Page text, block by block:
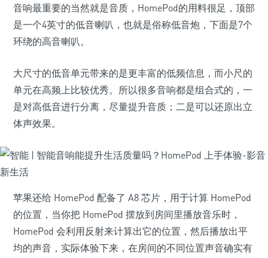
音响最重要的当然就是音质，HomePod的用料很足，顶部
是一个4英寸的低音喇叭，也就是俗称低音炮，下面是7个
环绕的高音喇叭。
大尺寸的低音单元带来的是更丰富的低频信息，而小尺的
单元在高频上比较优秀。所以很多音响都是组合式的，一
是对高低音进行分离，尽量提升音质；二是可以还原出立
体声效果。
苹果还给 HomePod 配备了 A8 芯片，用于计算 HomePod
的位置，当你把 HomePod 摆放到房间里播放音乐时，
HomePod 会利用反射来计算出它的位置，然后播放出平
均的声音，实际体验下来，在房间的不同位置声音确实有